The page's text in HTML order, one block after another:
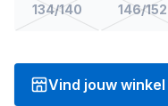
134/140 146/152
Vind jouw winkel